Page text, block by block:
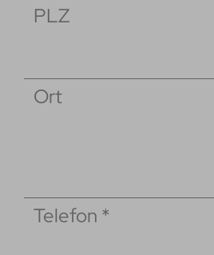
PLZ
Ort
Telefon *